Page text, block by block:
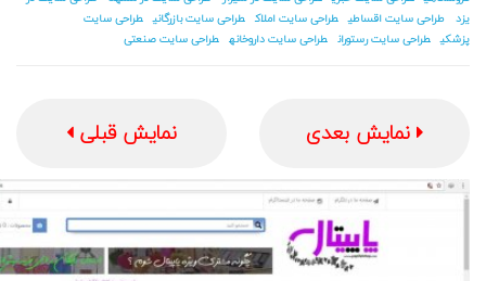
یزد طراحی سایت اقساطی طراحی سایت املاک طراحی سایت بازرگانی طراحی سایت
پزشکی طراحی سایت رستوران طراحی سایت داروخانه طراحی سایت صنعتی
نمایش بعدی نمایش قبلی